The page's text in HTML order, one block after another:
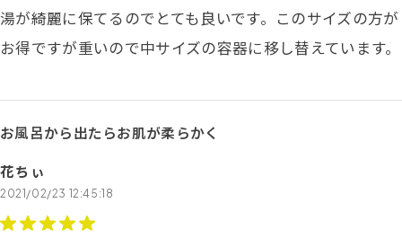
湯が綺麗に保てるのでとても良いです。このサイズの方が
お得ですが重いので中サイズの容器に移し替えています。
お風呂から出たらお肌が柔らかく
花ちぃ
2021/02/23 12:45:18